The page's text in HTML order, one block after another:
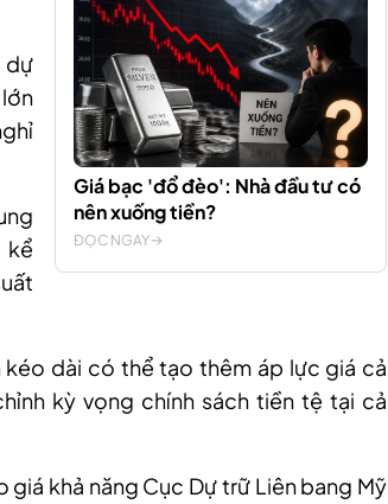
Giá bạc 'đổ đèo': Nhà đầu tư có
nên xuống tiền?
ĐỌC NGAY
dự
kể
dài có thể tạo thêm áp lực giá cả
kỳ vọng chính sách tiền tệ tại cả
khả năng Cục Dự trữ Liên bang Mỹ